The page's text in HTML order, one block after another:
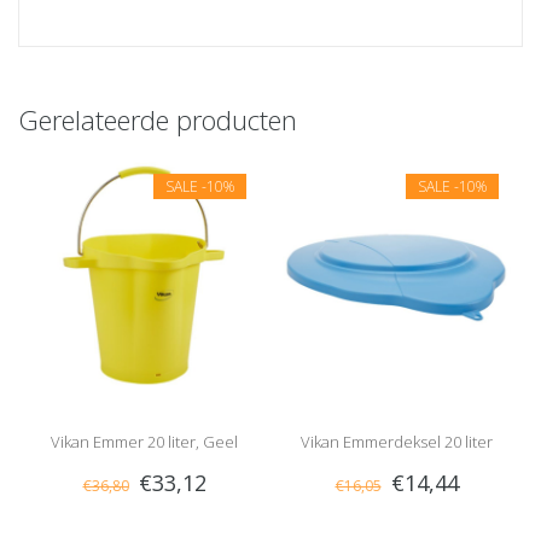
Gerelateerde producten
SALE -10%
Vikan Emmer 20 liter, Geel
€36,80 €33,12
SALE -10%
Vikan Emmerdeksel 20 liter
Blauw
€16,05 €14,44